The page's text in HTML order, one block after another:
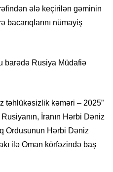
ələ keçirilən gəminin
bacarıqlarını nümayiş
barədə Rusiya Müdafiə
təhlükəsizlik kəməri – 2025”
İranın Hərbi Dəniz
Ordusunun Hərbi Dəniz
ilə Oman körfəzində baş